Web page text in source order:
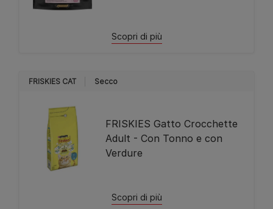
Scopri di più
FRISKIES CAT Secco
FRISKIES Gatto Crocchette
Adult - Con Tonno e con
Verdure
Scopri di più